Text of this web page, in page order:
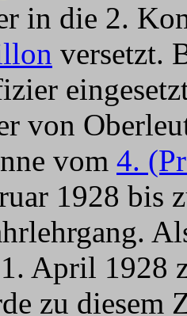
in die 2.
versetzt.
von
vom 4.
1928 bis
April 1928
zu diesem